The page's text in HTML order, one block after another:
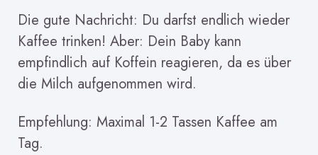
Die gute Nachricht: Du darfst endlich wieder
Kaffee trinken! Aber: Dein Baby kann
empfindlich auf Koffein reagieren, da es über
die Milch aufgenommen wird.
Empfehlung: Maximal 1-2 Tassen Kaffee am
Tag.